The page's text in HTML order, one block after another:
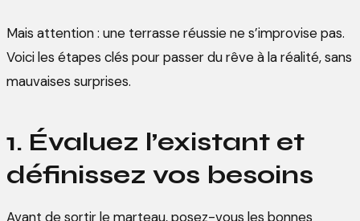
Mais attention : une terrasse réussie ne s’improvise pas.
Voici les étapes clés pour passer du rêve à la réalité, sans
mauvaises surprises.
1. Évaluez l’existant et
définissez vos besoins
Avant de sortir le marteau, posez-vous les bonnes